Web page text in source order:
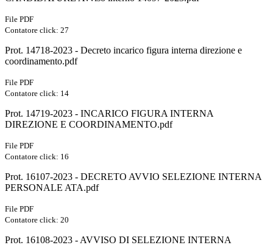
File PDF
Contatore click: 27
Prot. 14718-2023 - Decreto incarico figura interna direzione e
coordinamento.pdf
File PDF
Contatore click: 14
Prot. 14719-2023 - INCARICO FIGURA INTERNA
DIREZIONE E COORDINAMENTO.pdf
File PDF
Contatore click: 16
Prot. 16107-2023 - DECRETO AVVIO SELEZIONE INTERNA
PERSONALE ATA.pdf
File PDF
Contatore click: 20
Prot. 16108-2023 - AVVISO DI SELEZIONE INTERNA